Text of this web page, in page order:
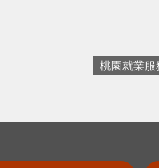
桃園就業服